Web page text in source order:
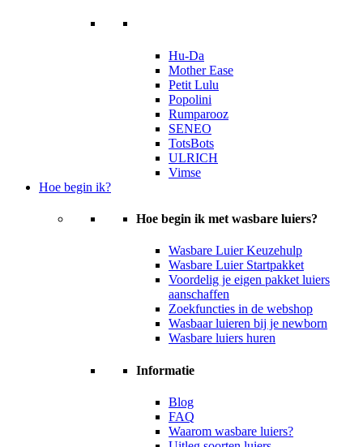
Hu-Da
Mother Ease
Petit Lulu
Popolini
Rumparooz
SENEO
TotsBots
ULRICH
Vimse
Hoe begin ik?
Hoe begin ik met wasbare luiers?
Wasbare Luier Keuzehulp
Wasbare Luier Startpakket
Voordelig je eigen pakket luiers
aanschaffen
Zoekfuncties in de webshop
Wasbaar luieren bij je newborn
Wasbare luiers huren
Informatie
Blog
FAQ
Waarom wasbare luiers?